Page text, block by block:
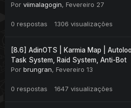
Por viimalagogin, Fevereiro 27
0 respostas 1306 visualizações
[8.6] AdinOTS | Karmia Map |
Task System, Raid System, Anti-Bot
Por brungran, Fevereiro 13
0 respostas 1647 visualizações